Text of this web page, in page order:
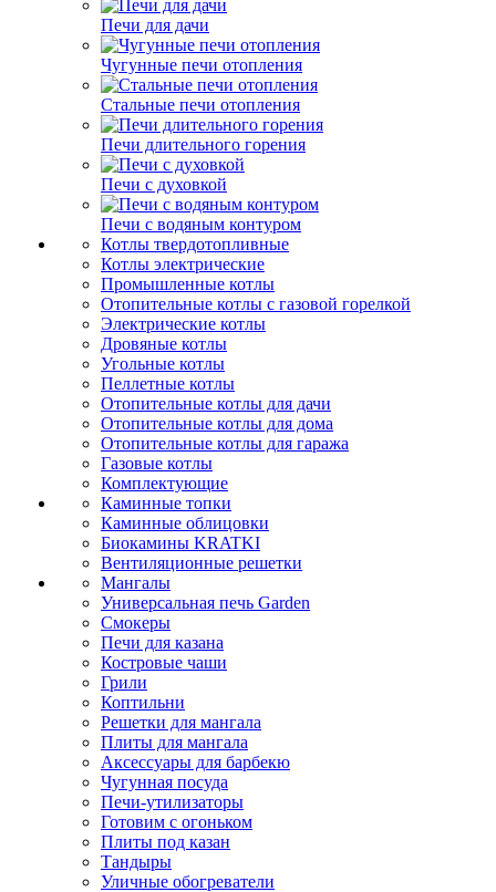
Печи для дачи
Чугунные печи отопления
Стальные печи отопления
Печи длительного горения
Печи с духовкой
Печи с водяным контуром
Котлы твердотопливные
Котлы электрические
Промышленные котлы
Отопительные котлы с газовой горелкой
Электрические котлы
Дровяные котлы
Угольные котлы
Пеллетные котлы
Отопительные котлы для дачи
Отопительные котлы для дома
Отопительные котлы для гаража
Газовые котлы
Комплектующие
Каминные топки
Каминные облицовки
Биокамины KRATKI
Вентиляционные решетки
Мангалы
Универсальная печь Garden
Смокеры
Печи для казана
Костровые чаши
Грили
Коптильни
Решетки для мангала
Плиты для мангала
Аксессуары для барбекю
Чугунная посуда
Печи-утилизаторы
Готовим с огоньком
Плиты под казан
Тандыры
Уличные обогреватели